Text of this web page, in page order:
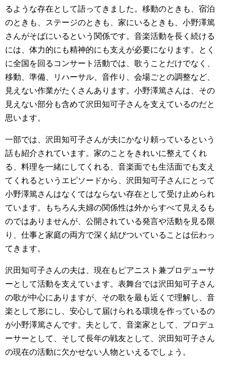
るような存在として語ってきました。移動のときも、宿泊
のときも、ステージのときも、家にいるときも、小野澤篤
さんがそばにいるという関係です。音楽活動を長く続ける
には、体力的にも精神的にも支えが必要になります。とく
に全国を回るコンサート活動では、歌うことだけでなく、
移動、準備、リハーサル、音作り、会場ごとの調整など、
見えない作業がたくさんあります。小野澤篤さんは、その
見えない部分も含めて沢田知可子さんを支えているのだと
思います。
一部では、沢田知可子さんが夫にかなり頼っているという
話も紹介されています。家のことをきれいに整えてくれ
る、料理を一緒にしてくれる、音楽面でも生活面でも支え
てくれるというエピソードから、沢田知可子さんにとって
小野澤篤さんはなくてはならない存在として受け止められ
ています。もちろん夫婦の関係性は外からすべて見えるも
のではありませんが、公開されている発言や活動を見る限
り、仕事と家庭の両方で深く結びついていることは伝わっ
てきます。
沢田知可子さんの夫は、現在もピアニスト兼プロデューサ
ーとして活動を支えています。表舞台では沢田知可子さん
の歌が中心にありますが、その歌を最も近くで理解し、音
楽として形にし、安心して届けられる環境を作っているの
が小野澤篤さんです。夫として、音楽家として、プロデュ
ーサーとして、そして長年の戦友として、沢田知可子さん
の現在の活動に欠かせない人物といえるでしょう。